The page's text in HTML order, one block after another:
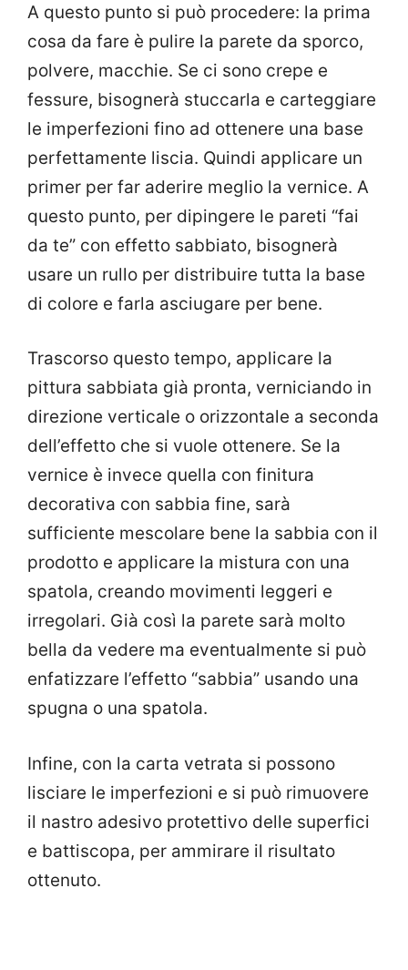
A questo punto si può procedere: la prima
cosa da fare è pulire la parete da sporco,
polvere, macchie. Se ci sono crepe e
fessure, bisognerà stuccarla e carteggiare
le imperfezioni fino ad ottenere una base
perfettamente liscia. Quindi applicare un
primer per far aderire meglio la vernice. A
questo punto, per dipingere le pareti “fai
da te” con effetto sabbiato, bisognerà
usare un rullo per distribuire tutta la base
di colore e farla asciugare per bene.
Trascorso questo tempo, applicare la
pittura sabbiata già pronta, verniciando in
direzione verticale o orizzontale a seconda
dell’effetto che si vuole ottenere. Se la
vernice è invece quella con finitura
decorativa con sabbia fine, sarà
sufficiente mescolare bene la sabbia con il
prodotto e applicare la mistura con una
spatola, creando movimenti leggeri e
irregolari. Già così la parete sarà molto
bella da vedere ma eventualmente si può
enfatizzare l’effetto “sabbia” usando una
spugna o una spatola.
Infine, con la carta vetrata si possono
lisciare le imperfezioni e si può rimuovere
il nastro adesivo protettivo delle superfici
e battiscopa, per ammirare il risultato
ottenuto.